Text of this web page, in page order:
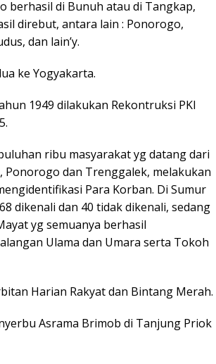
berhasil di Bunuh atau di Tangkap,
direbut, antara lain : Ponorogo,
dan lain’y.
ke Yogyakarta.
1949 dilakukan Rekontruksi PKI
ribu masyarakat yg datang dari
dan Trenggalek, melakukan
Para Korban. Di Sumur
dikenali dan 40 tidak dikenali, sedang
yg semuanya berhasil
Ulama dan Umara serta Tokoh
Harian Rakyat dan Bintang Merah.
Asrama Brimob di Tanjung Priok